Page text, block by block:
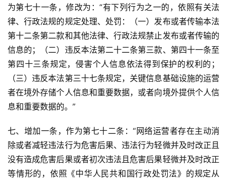
为第七十一条，修改为：“有下列行为之一的，依照有关法
律、行政法规的规定处理、处罚：（一）发布或者传输本法
第十二条第二款和其他法律、行政法规禁止发布或者传输的
信息的；（二）违反本法第二十二条第三款、第四十一条至
第四十三条规定，侵害个人信息依法得到保护的权利的；
（三）违反本法第三十七条规定，关键信息基础设施的运营
者在境外存储个人信息和重要数据，或者向境外提供个人信
息和重要数据的。”
七、增加一条，作为第七十二条：“网络运营者存在主动消
除或者减轻违法行为危害后果、违法行为轻微并及时改正且
没有造成危害后果或者初次违法且危害后果轻微并及时改正
等情形的，依照《中华人民共和国行政处罚法》的规定从